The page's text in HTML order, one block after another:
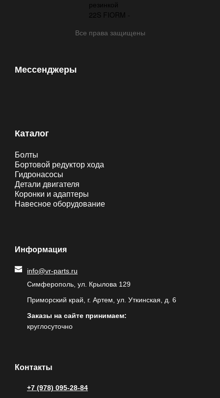
Все права защищены
Мессенджеры
Каталог
Болты
Бортовой редуктор хода
Гидронасосы
Детали двигателя
Коронки и адаптеры
Навесное оборудование
Информация
info@vr-parts.ru
Симферополь, ул. Крылова 129
Приморский край, г. Артем, ул. Уткинская, д. 6
Заказы на сайте принимаем:
круглосуточно
Контакты
+7 (978) 095-28-84